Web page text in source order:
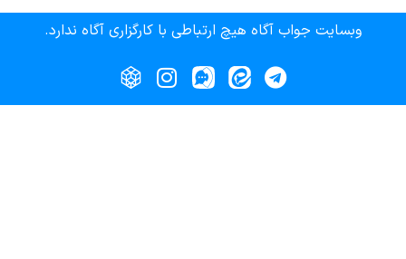
وبسایت جواب آگاه هیچ ارتباطی با کارگزاری آگاه ندارد.